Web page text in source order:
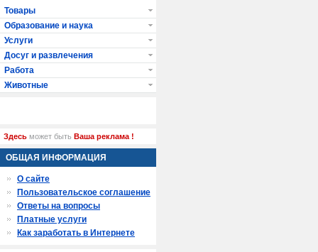
Товары
Образование и наука
Услуги
Досуг и развлечения
Работа
Животные
Здесь может быть Ваша реклама !
ОБЩАЯ ИНФОРМАЦИЯ
О сайте
Пользовательское соглашение
Ответы на вопросы
Платные услуги
Как заработать в Интернете